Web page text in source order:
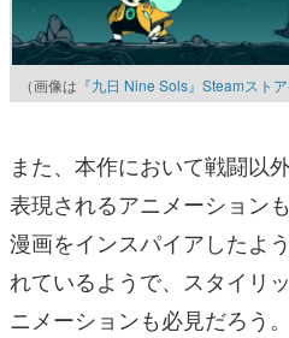
（画像は 『九日 Nine Sols』Steamスト
また、本作において戦闘以
表現されるアニメーション
漫画をインスパイアしたよ
れているようで、スタイリ
ニメーションも必見だろう。